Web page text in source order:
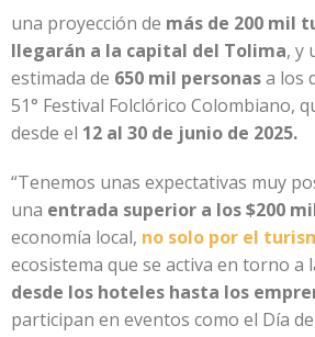
una proyección de más de 200 mil
llegarán a la capital del Tolima, y
estimada de 650 mil personasa los
51° Festival Folclórico Colombiano,
desde el 12 al 30 de junio de 2025.
“Tenemos unas expectativas muy
una entrada superior a los $200
economía local, no solo por el
ecosistema que se activa en torno a
desde los hoteles hasta los
participan en eventos como el Día